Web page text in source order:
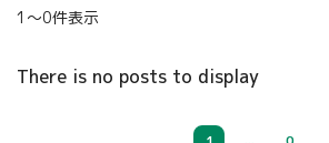
1 ～0件表示
There is no posts to display